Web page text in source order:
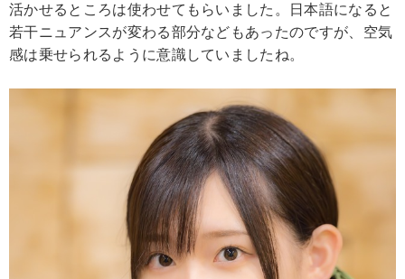
活かせるところは使わせてもらいました。日本語になると
若干ニュアンスが変わる部分などもあったのですが、空気
感は乗せられるように意識していましたね。